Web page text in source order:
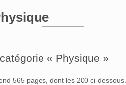
« Physique »
565 pages, dont les 200 ci-dessous.